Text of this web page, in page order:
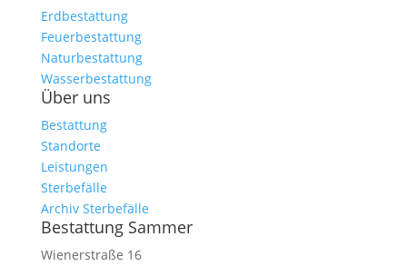
Erdbestattung
Feuerbestattung
Naturbestattung
Wasserbestattung
Über uns
Bestattung
Standorte
Leistungen
Sterbefälle
Archiv Sterbefälle
Bestattung Sammer
Wienerstraße 16